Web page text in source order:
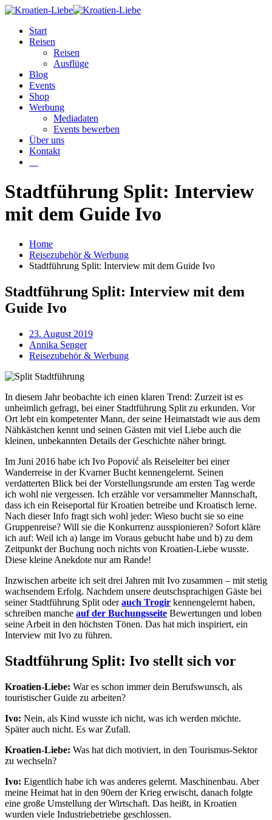
Start
Reisen
Reisen
Ausflüge
Blog
Events
Shop
Werbung
Mediadaten
Events bewerben
Über uns
Kontakt
Stadtführung Split: Interview
mit dem Guide Ivo
Home
Reisezubehör & Werbung
Stadtführung Split: Interview mit dem Guide Ivo
Stadtführung Split: Interview mit dem
Guide Ivo
23. August 2019
Annika Senger
Reisezubehör & Werbung
In diesem Jahr beobachte ich einen klaren Trend: Zurzeit ist es
unheimlich gefragt, bei einer Stadtführung Split zu erkunden. Vor
Ort lebt ein kompetenter Mann, der seine Heimatstadt wie aus dem
Nähkästchen kennt und seinen Gästen mit viel Liebe auch die
kleinen, unbekannten Details der Geschichte näher bringt.
Im Juni 2016 habe ich Ivo Popović als Reiseleiter bei einer
Wanderreise in der Kvarner Bucht kennengelernt. Seinen
verdatterten Blick bei der Vorstellungsrunde am ersten Tag werde
ich wohl nie vergessen. Ich erzähle vor versammelter Mannschaft,
dass ich ein Reiseportal für Kroatien betreibe und Kroatisch lerne.
Nach dieser Info fragt sich wohl jeder: Wieso bucht sie so eine
Gruppenreise? Will sie die Konkurrenz ausspionieren? Sofort kläre
ich auf: Weil ich a) lange im Voraus gebucht habe und b) zu dem
Zeitpunkt der Buchung noch nichts von Kroatien-Liebe wusste.
Diese kleine Anekdote nur am Rande!
Inzwischen arbeite ich seit drei Jahren mit Ivo zusammen – mit stetig
wachsendem Erfolg. Nachdem unsere deutschsprachigen Gäste bei
seiner Stadtführung Split oderauch Trogir kennengelernt haben,
schreiben manche auf der Buchungsseite Bewertungen und loben
seine Arbeit in den höchsten Tönen. Das hat mich inspiriert, ein
Interview mit Ivo zu führen.
Stadtführung Split: Ivo stellt sich vor
Kroatien-Liebe: War es schon immer dein Berufswunsch, als
touristischer Guide zu arbeiten?
Ivo: Nein, als Kind wusste ich nicht, was ich werden möchte.
Später auch nicht. Es war Zufall.
Kroatien-Liebe: Was hat dich motiviert, in den Tourismus-Sektor
zu wechseln?
Ivo: Eigentlich habe ich was anderes gelernt. Maschinenbau. Aber
meine Heimat hat in den 90ern der Krieg erwischt, danach folgte
eine große Umstellung der Wirtschaft. Das heißt, in Kroatien
wurden viele Industriebetriebe geschlossen.